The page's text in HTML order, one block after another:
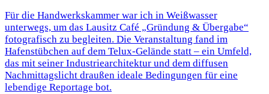
Für die Handwerkskammer war ich in Weißwasser
unterwegs, um das Lausitz Café „Gründung & Übergabe“
fotografisch zu begleiten. Die Veranstaltung fand im
Hafenstübchen auf dem Telux-Gelände statt – ein Umfeld,
das mit seiner Industriearchitektur und dem diffusen
Nachmittagslicht draußen ideale Bedingungen für eine
lebendige Reportage bot.